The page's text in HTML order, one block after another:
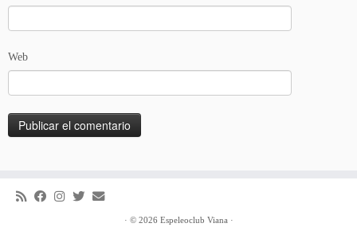
Web
· © 2026 Espeleoclub Viana ·